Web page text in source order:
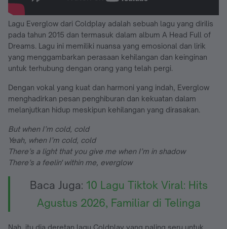
Lagu Everglow dari Coldplay adalah sebuah lagu yang dirilis
pada tahun 2015 dan termasuk dalam album A Head Full of
Dreams. Lagu ini memiliki nuansa yang emosional dan lirik
yang menggambarkan perasaan kehilangan dan keinginan
untuk terhubung dengan orang yang telah pergi.
Dengan vokal yang kuat dan harmoni yang indah, Everglow
menghadirkan pesan penghiburan dan kekuatan dalam
melanjutkan hidup meskipun kehilangan yang dirasakan.
But when I’m cold, cold
Yeah, when I’m cold, cold
There’s a light that you give me when I’m in shadow
There’s a feelin' within me, everglow
Baca Juga: 10 Lagu Tiktok Viral: Hits
Agustus 2026, Familiar di Telinga
Nah, itu dia deretan lagu Coldplay yang paling seru untuk